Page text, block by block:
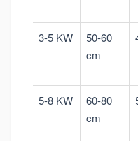
3-5 KW
50-60
cm
5-8 KW
60-80
cm